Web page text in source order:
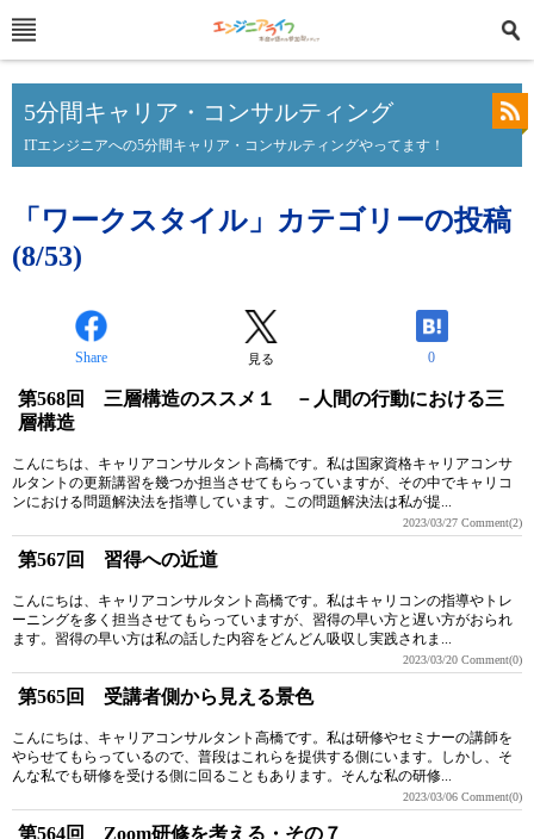
5分間キャリア・コンサルティング
ITエンジニアへの5分間キャリア・コンサルティングやってます！
「ワークスタイル」カテゴリーの投稿
(8/53)
Share 見る 0
第568回 三層構造のススメ１ －人間の行動における三
層構造
こんにちは、キャリアコンサルタント高橋です。私は国家資格キャリアコンサ
ルタントの更新講習を幾つか担当させてもらっていますが、その中でキャリコ
ンにおける問題解決法を指導しています。この問題解決法は私が提...
2023/03/27 Comment(2)
第567回 習得への近道
こんにちは、キャリアコンサルタント高橋です。私はキャリコンの指導やトレ
ーニングを多く担当させてもらっていますが、習得の早い方と遅い方がおられ
ます。習得の早い方は私の話した内容をどんどん吸収し実践されま...
2023/03/20 Comment(0)
第565回 受講者側から見える景色
こんにちは、キャリアコンサルタント高橋です。私は研修やセミナーの講師を
やらせてもらっているので、普段はこれらを提供する側にいます。しかし、そ
んな私でも研修を受ける側に回ることもあります。そんな私の研修...
2023/03/06 Comment(0)
第564回 Zoom研修を考える・その７